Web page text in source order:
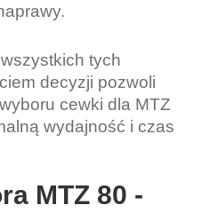
tych
decyzji pozwoli
cewki dla MTZ
wydajność i czas
MTZ 80 -